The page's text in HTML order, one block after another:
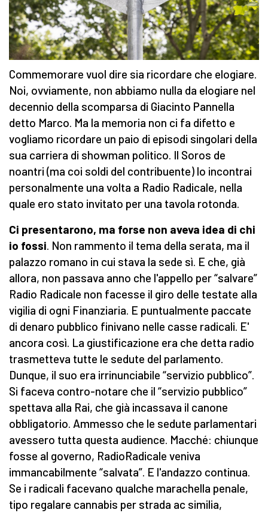
Commemorare vuol dire sia ricordare che elogiare.
Noi, ovviamente, non abbiamo nulla da elogiare nel
decennio della scomparsa di Giacinto Pannella
detto Marco. Ma la memoria non ci fa difetto e
vogliamo ricordare un paio di episodi singolari della
sua carriera di showman politico. Il Soros de
noantri (ma coi soldi del contribuente) lo incontrai
personalmente una volta a Radio Radicale, nella
quale ero stato invitato per una tavola rotonda.
Ci presentarono, ma forse non aveva idea di chi
io fossi. Non rammento il tema della serata, ma il
palazzo romano in cui stava la sede sì. E che, già
allora, non passava anno che l'appello per “salvare”
Radio Radicale non facesse il giro delle testate alla
vigilia di ogni Finanziaria. E puntualmente paccate
di denaro pubblico finivano nelle casse radicali. E'
ancora così. La giustificazione era che detta radio
trasmetteva tutte le sedute del parlamento.
Dunque, il suo era irrinunciabile “servizio pubblico”.
Si faceva contro-notare che il “servizio pubblico”
spettava alla Rai, che già incassava il canone
obbligatorio. Ammesso che le sedute parlamentari
avessero tutta questa audience. Macché: chiunque
fosse al governo, RadioRadicale veniva
immancabilmente “salvata”. E l'andazzo continua.
Se i radicali facevano qualche marachella penale,
tipo regalare cannabis per strada ac similia,